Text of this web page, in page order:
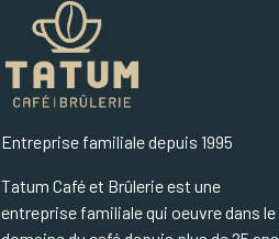
Entreprise familiale depuis 1995
Tatum Café et Brûlerie est une
entreprise familiale qui oeuvre dans le